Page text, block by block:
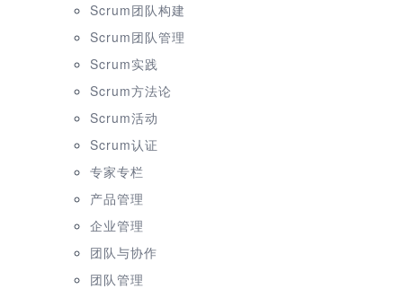
Scrum团队构建
Scrum团队管理
Scrum实践
Scrum方法论
Scrum活动
Scrum认证
专家专栏
产品管理
企业管理
团队与协作
团队管理